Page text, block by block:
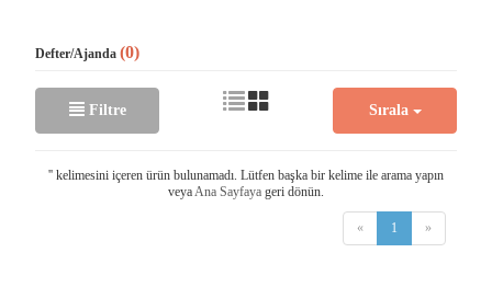
Defter/Ajanda (0)
Filtre Sırala
'' kelimesini içeren ürün bulunamadı. Lütfen başka bir kelime ile arama yapın
veyaAna Sayfaya geri dönün.
« 1 »